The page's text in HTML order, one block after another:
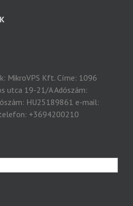
MikroVPS Kft. Címe: 1096
utca 19-21/A Adószám:
HU25189861 e-mail:
+3694200210